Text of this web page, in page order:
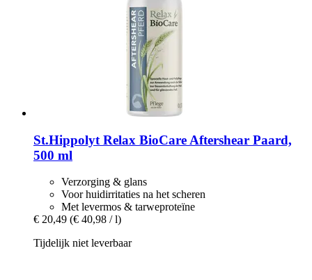
St.Hippolyt Relax BioCare Aftershear Paard,
500 ml
Verzorging & glans
Voor huidirritaties na het scheren
Met levermos & tarweproteïne
€ 20,49 (€ 40,98 / l)
Tijdelijk niet leverbaar